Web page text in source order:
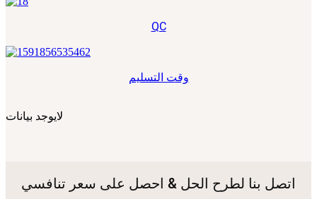
QC
وقت التسليم
لايوجد بيانات
اتصل بنا لطرح الحل & احصل على سعر تنافسي